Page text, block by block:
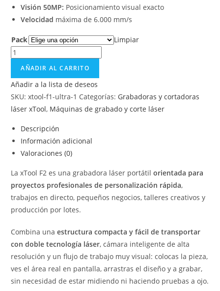
Visión 50MP: Posicionamiento visual exacto
Velocidad máxima de 6.000 mm/s
Pack Limpiar
AÑADIR AL CARRITO
Añadir a la lista de deseos
SKU:xtool-f1-ultra-1 Categorías: Grabadoras y cortadoras
láser xTool, Máquinas de grabado y corte láser
Descripción
Información adicional
Valoraciones (0)
La xTool F2 es una grabadora láser portátilorientada para
proyectos profesionales de personalización rápida,
trabajos en directo, pequeños negocios, talleres creativos y
producción por lotes.
Combina unaestructura compacta y fácil de transportar
con doble tecnología láser, cámara inteligente de alta
resolución y un flujo de trabajo muy visual: colocas la pieza,
ves el área real en pantalla, arrastras el diseño y a grabar,
sin necesidad de estar midiendo ni haciendo pruebas a ojo.